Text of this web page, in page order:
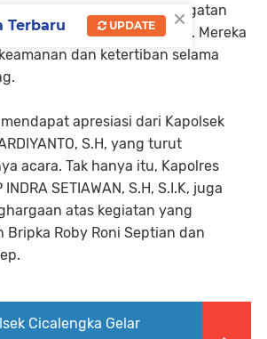
memastikan bahwa peringatan
dengan lancar dan aman. Mereka
dan ketertiban selama
apresiasi dari Kapolsek
S.H, yang turut
acara. Tak hanya itu, Kapolres
SETIAWAN, S.H, S.I.K, juga
atas kegiatan yang
Bripka Roby Roni Septian dan
Cicalengka Gelar
×
Terbaru UPDATE